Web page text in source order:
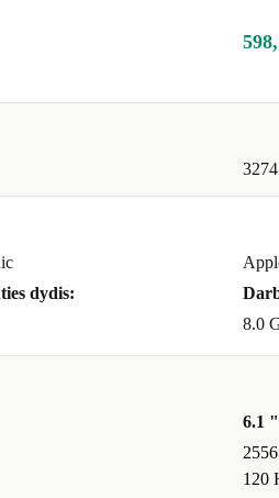
ypač
dėmesį.
pvz.,
esant
detalių ir
įspūdingus
ir iOS
dydis:
8.0
6.1 "
120